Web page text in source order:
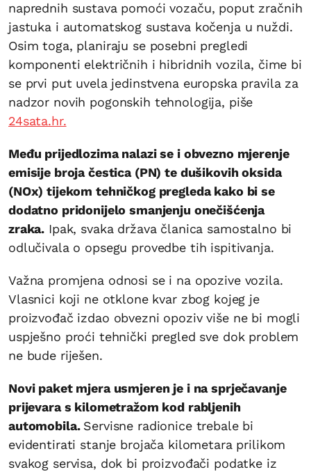
naprednih sustava pomoći vozaču, poput zračnih
jastuka i automatskog sustava kočenja u nuždi.
Osim toga, planiraju se posebni pregledi
komponenti električnih i hibridnih vozila, čime bi
se prvi put uvela jedinstvena europska pravila za
nadzor novih pogonskih tehnologija, piše
24sata.hr.
Među prijedlozima nalazi se i obvezno mjerenje
emisije broja čestica (PN) te dušikovih oksida
(NOx) tijekom tehničkog pregleda kako bi se
dodatno pridonijelo smanjenju onečišćenja
zraka. Ipak, svaka država članica samostalno bi
odlučivala o opsegu provedbe tih ispitivanja.
Važna promjena odnosi se i na opozive vozila.
Vlasnici koji ne otklone kvar zbog kojeg je
proizvođač izdao obvezni opoziv više ne bi mogli
uspješno proći tehnički pregled sve dok problem
ne bude riješen.
Novi paket mjera usmjeren je i na sprječavanje
prijevara s kilometražom kod rabljenih
automobila. Servisne radionice trebale bi
evidentirati stanje brojača kilometara prilikom
svakog servisa, dok bi proizvođači podatke iz